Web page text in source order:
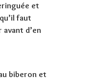
et
faut
d’en
biberon et